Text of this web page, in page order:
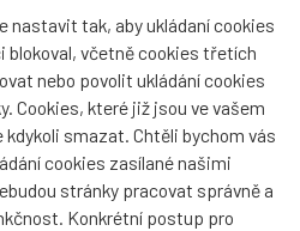
nastavit tak, aby ukládaní cookies
blokoval, včetně cookies třetích
nebo povolit ukládání cookies
Cookies, které již jsou ve vašem
kdykoli smazat. Chtěli bychom vás
cookies zasílané našimi
stránky pracovat správně a
Konkrétní postup pro